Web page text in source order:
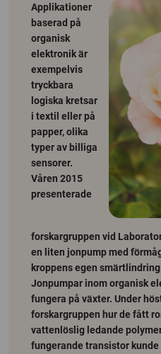
Applikationer
baserad på
organisk
elektronik är
exempelvis
tryckbara
logiska kretsar
i textil eller på
papper, olika
typer av billiga
sensorer.
Våren 2015
presenterade
forskargruppen vid
en liten jonpump med
kroppens egen
Jonpumpar inom organisk
fungera på växter. Under
forskargruppen hur de fått
vattenlöslig ledande
fungerande transistor kunde